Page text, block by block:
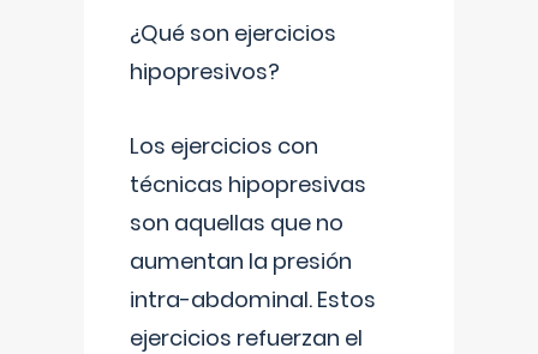
¿Qué son ejercicios
hipopresivos?
Los ejercicios con
técnicas hipopresivas
son aquellas que no
aumentan la presión
intra-abdominal. Estos
ejercicios refuerzan el